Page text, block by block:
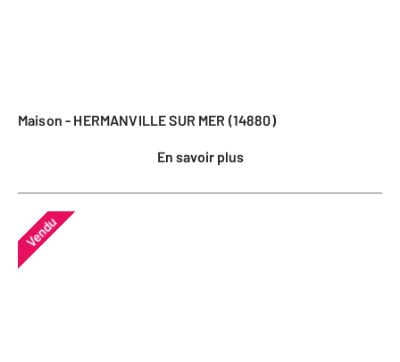
Maison - HERMANVILLE SUR MER (14880)
En savoir plus
Vendu